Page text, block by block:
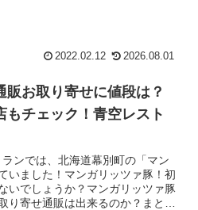
2022.02.12 2026.08.01
お取り寄せに値段は？
もチェック！青空レスト
ンでは、北海道幕別町の「マン
いました！マンガリッツァ豚！初
いでしょうか？マンガリッツァ豚
り寄せ通販は出来るのか？まとめ